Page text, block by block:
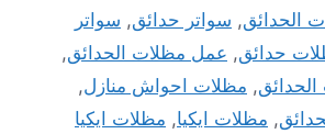
الحدائق, سواتر حدائق, سواتر
حدائق, عمل مظلات الحدائق,
, مظلات احواش منازل,
, مظلات ايكيا, مظلات ايكيا